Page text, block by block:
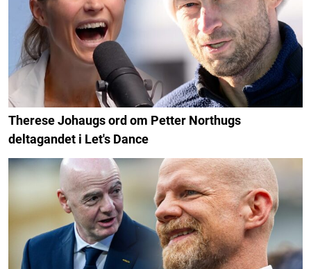
Therese Johaugs ord om Petter Northugs
deltagandet i Let's Dance